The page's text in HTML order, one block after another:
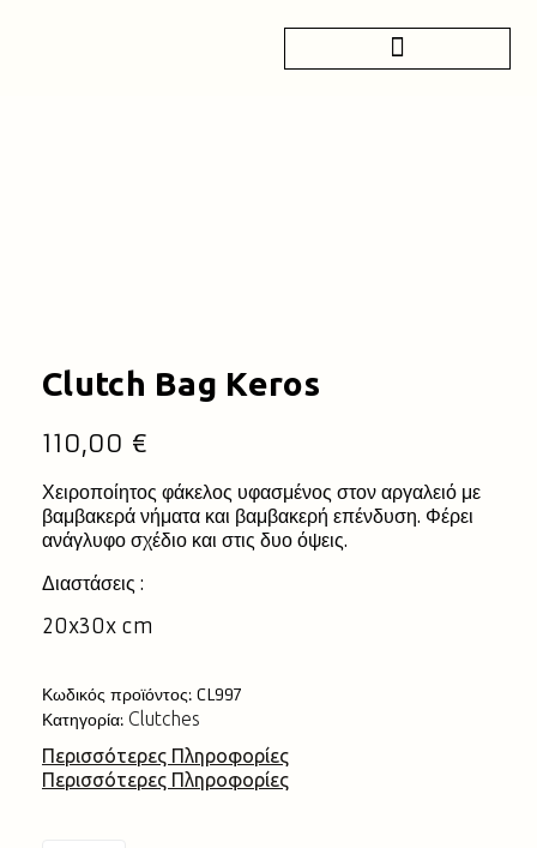
Clutch Bag Keros
110,00 €
Χειροποίητος φάκελος υφασμένος στον αργαλειό με
βαμβακερά νήματα και βαμβακερή επένδυση. Φέρει
ανάγλυφο σχέδιο και στις δυο όψεις.
Διαστάσεις :
20x30x cm
Κωδικός προϊόντος: CL997
Κατηγορία: Clutches
Περισσότερες Πληροφορίες
Περισσότερες Πληροφορίες